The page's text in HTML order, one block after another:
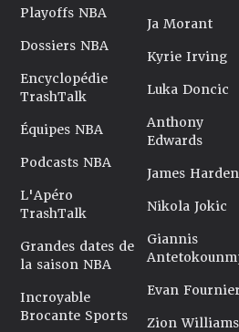
Playoffs NBA
Dossiers NBA
Encyclopédie
TrashTalk
Équipes NBA
Podcasts NBA
L'Apéro
TrashTalk
Grandes dates de
la saison NBA
Incroyable
Brocante Sports
Ja Morant
Kyrie Irving
Luka Doncic
Anthony
Edwards
James Harden
Nikola Jokic
Giannis
Evan Fournier
Zion